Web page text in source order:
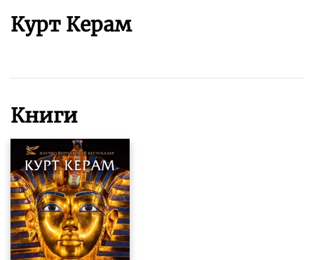
Курт Керам
Книги